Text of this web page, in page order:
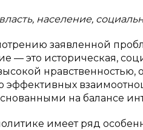
население,
заявленной
— это историческая,
эффективных
на балансе
имеет ряд